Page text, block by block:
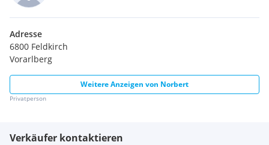
Adresse
6800 Feldkirch
Vorarlberg
Weitere Anzeigen von Norbert
Privatperson
Verkäufer kontaktieren